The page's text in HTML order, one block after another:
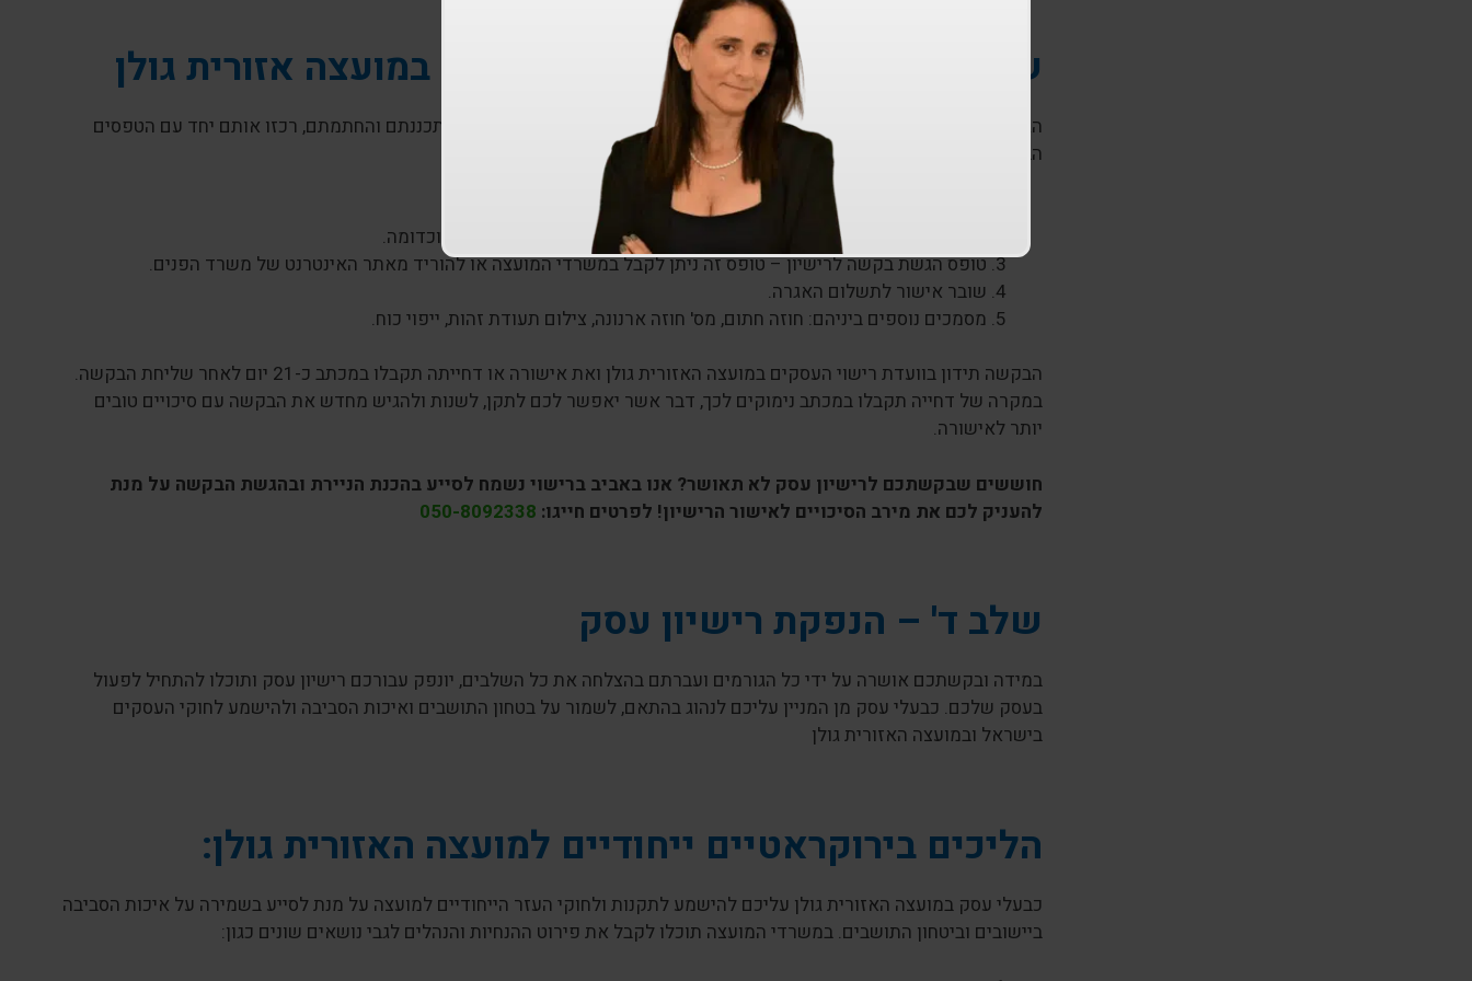
שלב ג' – הגשת בקשה לרישוי עסקים במועצה אזורית גולן
הגיעה העת להגיש את הבקשה. אספו את כל המסמכים אותם המצאתם, כתבתם, תכננתם והחתמתם, רכזו אותם יחד עם הטפסים
הבאים והגישו אותם למחלקת רישוי עסקים במועצה האזורית גולן:
תוכנית עסק- מאושרת וחתומה על ידי בעל מקצוע מורשה.
תוכנית בטיחות – מאושרת על ידי
יועץ בטיחות, משטרת ישראל, כיבוי אש וכדומה.
טופס הגשת בקשה לרישיון – טופס זה ניתן לקבל במשרדי המועצה או להוריד מאתר האינטרנט של משרד הפנים.
שובר אישור לתשלום האגרה.
מסמכים נוספים ביניהם: חוזה חתום, מס' חוזה ארנונה, צילום תעודת זהות, ייפוי כוח.
הבקשה תידון בוועדת רישוי העסקים במועצה האזורית גולן ואת אישורה או דחייתה תקבלו במכתב כ-21 יום לאחר שליחת הבקשה.
במקרה של דחייה תקבלו במכתב נימוקים לכך, דבר אשר יאפשר לכם לתקן, לשנות ולהגיש מחדש את הבקשה עם סיכויים טובים
יותר לאישורה.
חוששים שבקשתכם לרישיון עסק לא תאושר? אנו באביב ברישוי נשמח לסייע בהכנת הניירת ובהגשת הבקשה על מנת
להעניק לכם את מירב הסיכויים לאישור הרישיון! לפרטים חייגו: 050-8092338
שלב ד' – הנפקת רישיון עסק
במידה ובקשתכם אושרה על ידי כל הגורמים ועברתם בהצלחה את כל השלבים, יונפק עבורכם רישיון עסק ותוכלו להתחיל לפעול
בעסק שלכם. כבעלי עסק מן המניין עליכם לנהוג בהתאם, לשמור על בטחון התושבים ואיכות הסביבה ולהישמע לחוקי העסקים
בישראל ובמועצה האזורית גולן
הליכים בירוקראטיים ייחודיים למועצה האזורית גולן:
כבעלי עסק במועצה האזורית גולן עליכם להישמע לתקנות ולחוקי העזר הייחודיים למועצה על מנת לסייע בשמירה על איכות הסביבה
ביישובים וביטחון התושבים. במשרדי המועצה תוכלו לקבל את פירוט ההנחיות והנהלים לגבי נושאים שונים כגון: